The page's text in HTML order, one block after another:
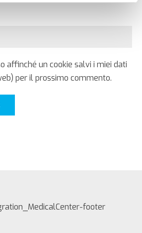
affinché un cookie salvi i miei dati
per il prossimo commento.